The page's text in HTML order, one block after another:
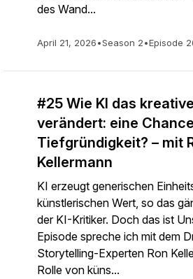
des Wand...
April 21, 2026•Season 2•Episode
#25 Wie KI das
verändert: eine
Tiefgründigkeit? – mit
Kellermann
KI erzeugt generischen
künstlerischen Wert, so das
der KI-Kritiker. Doch das ist
Episode spreche ich mit dem
Storytelling-Experten Ron
Rolle von küns...